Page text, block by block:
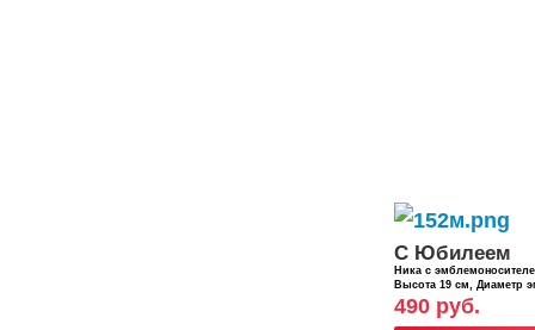
С Юбилеем
Ника с
Высота 19 см, Диаметр
490 руб.